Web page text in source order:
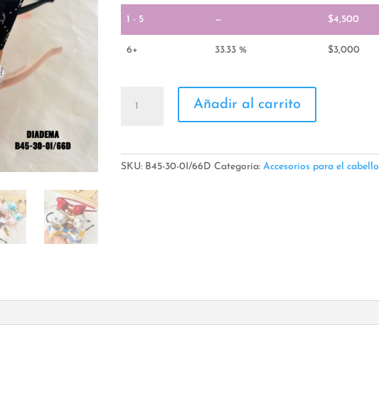
1 - 5 — $4,500
6+ 33.33 % $3,000
cantidad
Añadir al carrito
SKU: B45-30-0I/66D Categoría:Accesorios para el cabello